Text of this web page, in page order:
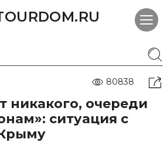
80838
никакого, очереди
ситуация с